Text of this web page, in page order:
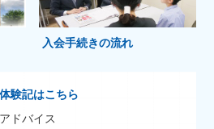
入会手続きの流れ
験記はこちら
ドバイス